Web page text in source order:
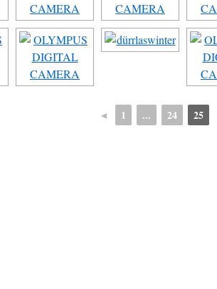
◄ 1 ... 24 25